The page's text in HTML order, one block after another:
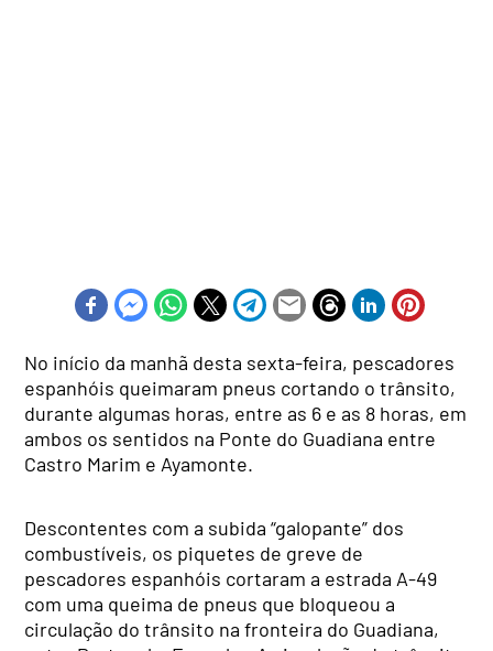
No início da manhã desta sexta-feira, pescadores
espanhóis queimaram pneus cortando o trânsito,
durante algumas horas, entre as 6 e as 8 horas, em
ambos os sentidos na Ponte do Guadiana entre
Castro Marim e Ayamonte.
Descontentes com a subida “galopante” dos
combustíveis, os piquetes de greve de
pescadores espanhóis cortaram a estrada A-49
com uma queima de pneus que bloqueou a
circulação do trânsito na fronteira do Guadiana,